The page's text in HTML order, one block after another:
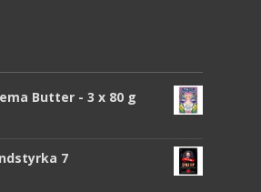
Butter - 3 x 80 g
7